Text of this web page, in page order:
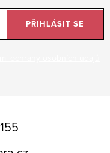
PŘIHLÁSIT SE